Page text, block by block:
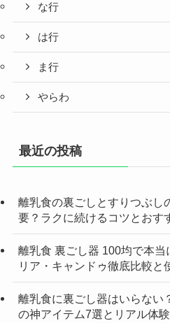
な行
は行
ま行
やらわ
最近の投稿
離乳食の裏ごしとすりつぶし
要？ラクに続けるコツとおす
離乳食 裏ごし器 100均で本
リア・キャンドゥ徹底比較と
離乳食に裏ごし器はいらない
の神アイテム7選とリアル体験